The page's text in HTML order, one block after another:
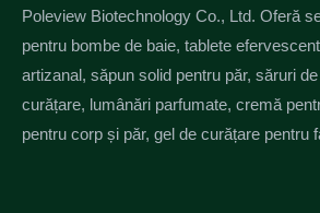
Poleview Biotechnology Co., Ltd. Oferă
pentru bombe de baie, tablete
artizanal, săpun solid pentru păr, săruri
curățare, lumânări parfumate, cremă
pentru corp și păr, gel de curățare pentru